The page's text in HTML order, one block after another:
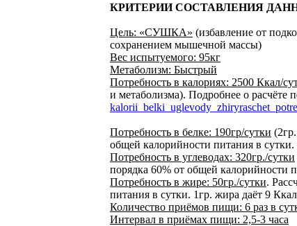
КРИТЕРИИ СОСТАВЛЕНИЯ
Цель: «СУШКА» (избавление от
сохранением мышечной массы)
Вес испытуемого: 95кг
Метаболизм: Быстрый
Потребность в калориях: 2500 Ккал/
и метаболизма). Подробнее о расчёте
Потребность в белке: 190гр/сутки
общей калорийности питания в сутки.
Потребность в углеводах: 320гр./сутки
порядка 60% от общей калорийности
Потребность в жире: 50гр./сутки.
питания в сутки. 1гр. жира даёт 9
Количество приёмов пищи: 6 раз в
Интервал в приёмах пищи: 2,5-3 часа